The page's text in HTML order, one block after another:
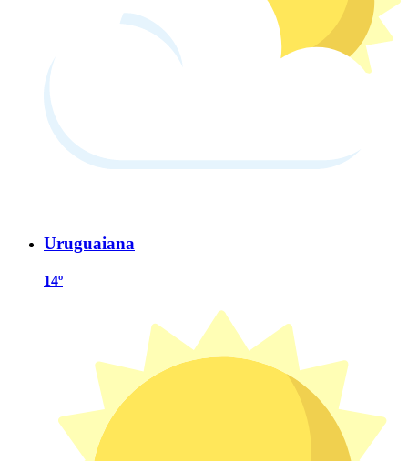
Uruguaiana
14º